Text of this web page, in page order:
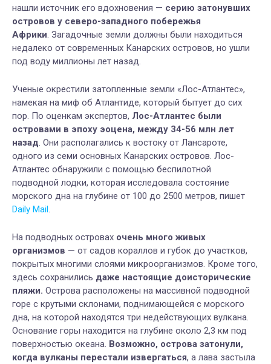
нашли источник его вдохновения — серию затонувших
островов у северо-западного побережья
Африки. Загадочные земли должны были находиться
недалеко от современных Канарских островов, но ушли
под воду миллионы лет назад.
Ученые окрестили затопленные земли «Лос-Атлантес»,
намекая на миф об Атлантиде, который бытует до сих
пор. По оценкам экспертов, Лос-Атлантес были
островами в эпоху эоцена, между 34-56 млн лет
назад. Они располагались к востоку от Лансароте,
одного из семи основных Канарских островов. Лос-
Атлантес обнаружили с помощью беспилотной
подводной лодки, которая исследовала состояние
морского дна на глубине от 100 до 2500 метров, пишет
Daily Mail.
На подводных островах очень много живых
организмов — от садов кораллов и губок до участков,
покрытых многими слоями микроорганизмов. Кроме того,
здесь сохранились даже настоящие доисторические
пляжи. Острова расположены на массивной подводной
горе с крутыми склонами, поднимающейся с морского
дна, на которой находятся три недействующих вулкана.
Основание горы находится на глубине около 2,3 км под
поверхностью океана. Возможно, острова затонули,
когда вулканы перестали извергаться, а лава застыла